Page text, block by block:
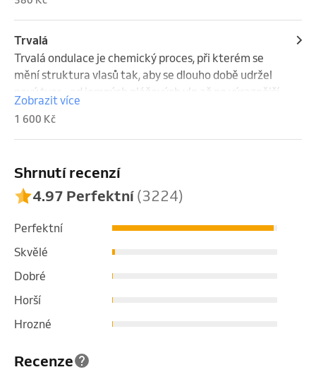
Trvalá
Trvalá ondulace je chemický proces, při kterém se
mění struktura vlasů tak, aby se dlouho době udržel
nový tvar - od jemných plážových vln až po výraznější
kudrliny. Dnešní techniky jsou šetrnější než dříve a
kladou důraz na zdraví vlasů, přirozený vzhled a
individualitu každého klienta. Cena za variantu A je
Zobrazit více
1 600 Kč
Recenze
Shrnutí recenzí
4.97 Perfektní(3224)
Perfektní
Skvělé
Dobré
Horší
Hrozné